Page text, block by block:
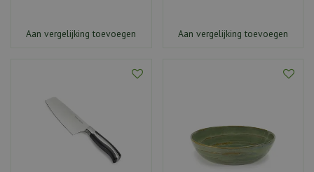
Aan vergelijking toevoegen Aan vergelijking toevoegen